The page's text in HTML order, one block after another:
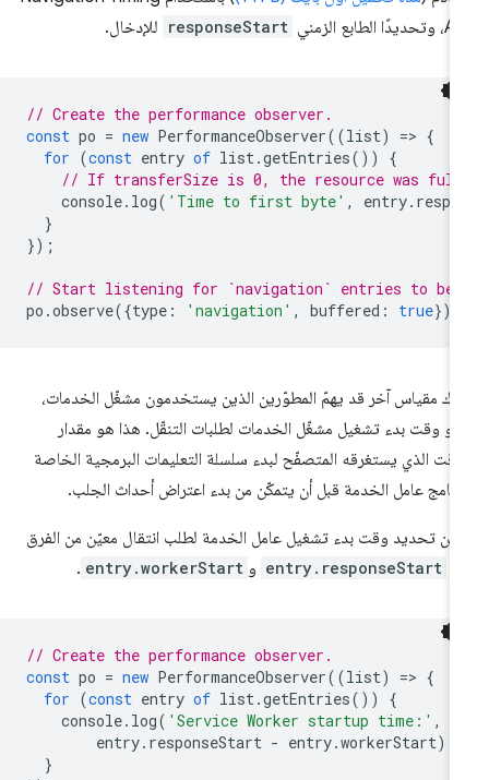
responseStart للإدخال.
// Create the performance observer.
const po = new PerformanceObserver((list) =
for (const entry of list.getEntries ())
// If transferSize is 0, the resource was
console.log('Time to first byte', entry.
// Start listening for `navigation` entries to be
po.observe({type : 'navigation', buffered: true
مقياس آخر قد يهمّ المطوّرين الذين يستخدمون مشغّل الخدمات،
وقت بدء تشغيل مشغّل الخدمات لطلبات التنقّل. هذا هو مقدار
الذي يستغرقه المتصفّح لبدء سلسلة التعليمات البرمجية الخاصة
عامل الخدمة قبل أن يتمكّن من بدء اعتراض أحداث الجلب.
تحديد وقت بدء تشغيل عامل الخدمة لطلب انتقال معيّن من الفرق
entry.responseStart و entry.workerStart
.
// Create the performance observer.
const po = new PerformanceObserver((list) =
for (const entry of list.getEntries ())
console.log('Service Worker startup time:'
entry.responseStart - entry.workerStart